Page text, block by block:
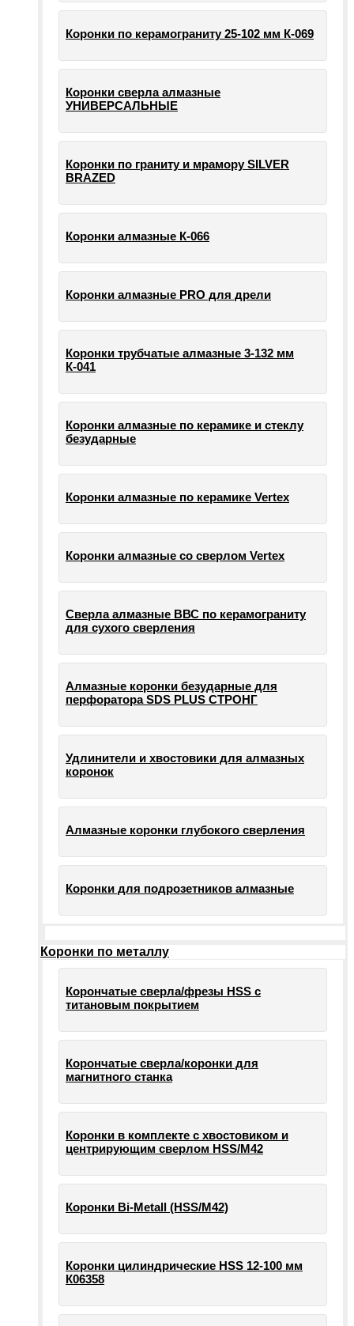
Коронки по керамограниту 25-102 мм К-069
Коронки сверла алмазные
УНИВЕРСАЛЬНЫЕ
Коронки по граниту и мрамору SILVER
BRAZED
Коронки алмазные К-066
Коронки алмазные PRO для дрели
Коронки трубчатые алмазные 3-132 мм
К-041
Коронки алмазные по керамике и стеклу
безударные
Коронки алмазные по керамике Vertex
Коронки алмазные со сверлом Vertex
Сверла алмазные ВВС по керамограниту
для сухого сверления
Алмазные коронки безударные для
перфоратора SDS PLUS СТРОНГ
Удлинители и хвостовики для алмазных
коронок
Алмазные коронки глубокого сверления
Коронки для подрозетников алмазные
Коронки по металлу
Корончатые сверла/фрезы HSS c
титановым покрытием
Корончатые сверла/коронки для
магнитного станка
Коронки в комплекте с хвостовиком и
центрирующим сверлом HSS/М42
Коронки Bi-Metall (HSS/М42)
Коронки цилиндрические HSS 12-100 мм
К06358